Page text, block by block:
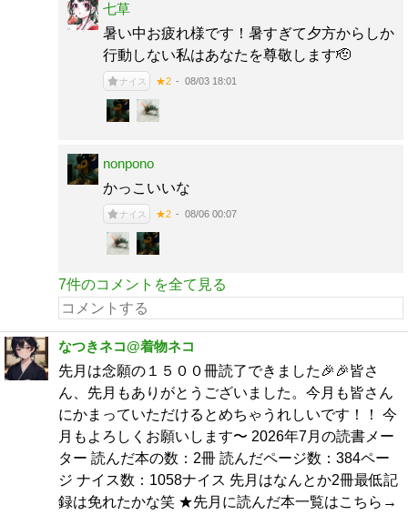
七草
暑い中お疲れ様です！暑すぎて夕方からしか
行動しない私はあなたを尊敬します🫡
ナイス ★2 08/03 18:01
nonpono
かっこいいな
ナイス ★2 08/06 00:07
7件のコメントを全て見る
なつきネコ@着物ネコ
先月は念願の１５００冊読了できました🎉🎉皆さ
ん、先月もありがとうございました。今月も皆さん
にかまっていただけるとめちゃうれしいです！！ 今
月もよろしくお願いします〜 2026年7月の読書メー
ター 読んだ本の数：2冊 読んだページ数：384ペー
ジ ナイス数：1058ナイス 先月はなんとか2冊最低記
録は免れたかな笑 ★先月に読んだ本一覧はこちら→